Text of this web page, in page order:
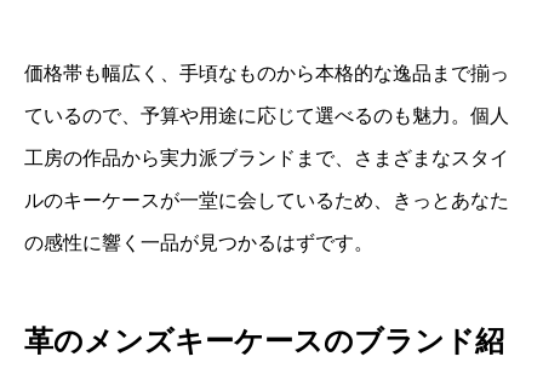
価格帯も幅広く、手頃なものから本格的な逸品まで揃っ
ているので、予算や用途に応じて選べるのも魅力。個人
工房の作品から実力派ブランドまで、さまざまなスタイ
ルのキーケースが一堂に会しているため、きっとあなた
の感性に響く一品が見つかるはずです。
革のメンズキーケースのブランド紹